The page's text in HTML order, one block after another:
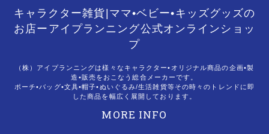
キャラクター雑貨|ママ•ベビー•キッズグッズの
お店ーアイプランニング公式オンラインショッ
プ
（株）アイプランニングは様々なキャラクター•オリジナル商品の企画•製
造•販売をおこなう総合メーカーです。
ポーチ•バッグ•文具•帽子•ぬいぐるみ/生活雑貨等その時々のトレンドに即
した商品を幅広く展開しております。
MORE INFO